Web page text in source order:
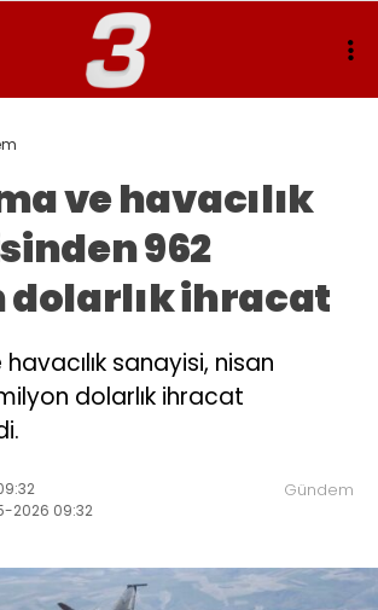
ve havacılık
962
ihracat
sanayisi, nisan
dolarlık ihracat
2026 09:32
Gündem